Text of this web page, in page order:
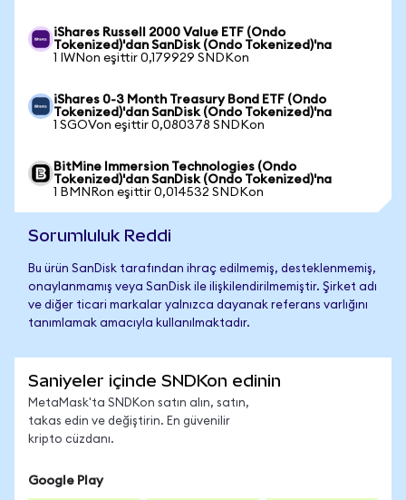
iShares Russell 2000 Value ETF (Ondo
Tokenized)'dan SanDisk (Ondo Tokenized)'na
1 IWNon eşittir 0,179929 SNDKon
iShares 0-3 Month Treasury Bond ETF (Ondo
Tokenized)'dan SanDisk (Ondo Tokenized)'na
1 SGOVon eşittir 0,080378 SNDKon
BitMine Immersion Technologies (Ondo
Tokenized)'dan SanDisk (Ondo Tokenized)'na
1 BMNRon eşittir 0,014532 SNDKon
Sorumluluk Reddi
Bu ürün SanDisk tarafından ihraç edilmemiş, desteklenmemiş,
onaylanmamış veya SanDisk ile ilişkilendirilmemiştir. Şirket adı
ve diğer ticari markalar yalnızca dayanak referans varlığını
tanımlamak amacıyla kullanılmaktadır.
Saniyeler içinde SNDKon edinin
MetaMask'ta SNDKon satın alın, satın,
takas edin ve değiştirin. En güvenilir
kripto cüzdanı.
Google Play